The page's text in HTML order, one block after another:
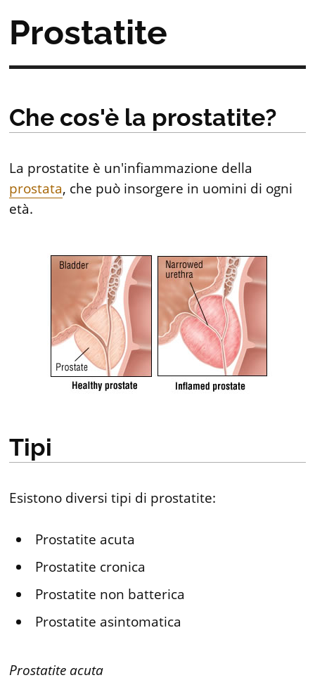
Prostatite
Che cos'è la prostatite?
La prostatite è un'infiammazione della
prostata, che può insorgere in uomini di ogni
età.
Tipi
Esistono diversi tipi di prostatite:
Prostatite acuta
Prostatite cronica
Prostatite non batterica
Prostatite asintomatica
Prostatite acuta